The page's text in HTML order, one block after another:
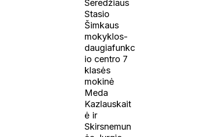
Seredžiaus
Stasio
Šimkaus
mokyklos-
daugiafunkc
io centro 7
klasės
mokinė
Meda
Kazlauskait
ė ir
Skirsnemun